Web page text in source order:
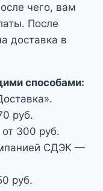
чего, вам
После
доставка в
способами:
руб.
300 руб.
СДЭК —
руб.